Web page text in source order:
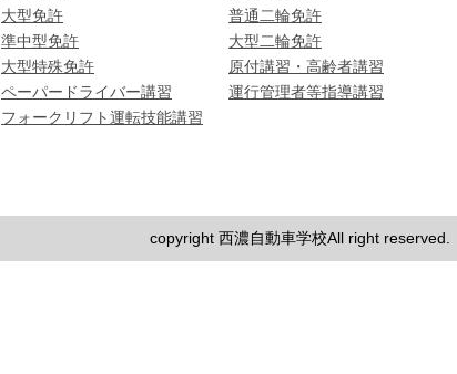
大型免許
準中型免許
大型特殊免許
ペーパードライバー講習
フォークリフト運転技能講習
普通二輪免許
大型二輪免許
原付講習・高齢者講習
運行管理者等指導講習
copyright 西濃自動車学校All right reserved.